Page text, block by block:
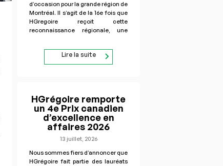
d’occasion pour la grande région de
Montréal. Il s’agit de la 16e fois que
HGregoire reçoit cette
reconnaissance régionale, une
confiance renouvelée des
consommateurs et de
l’engagement de nos…
Lire la suite
HGrégoire remporte
un 4e Prix canadien
d’excellence en
affaires 2026
13 juillet, 2026
Nous sommes fiers d’annoncer que
HGrégoire fait partie des lauréats